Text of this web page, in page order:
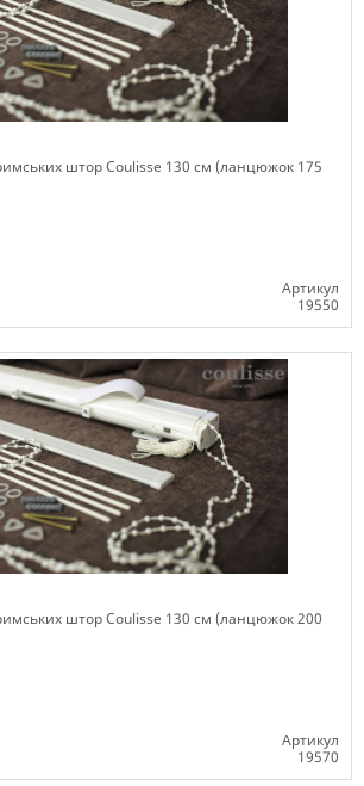
штор Coulisse 130 см (ланцюжок 175
Артикул
19550
штор Coulisse 130 см (ланцюжок 200
Артикул
19570